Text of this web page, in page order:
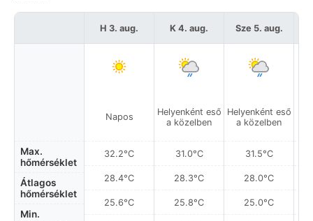
Max.
hőmérséklet
Átlagos
hőmérséklet
Min.
H 3. aug.
Napos
32.2°C
28.4°C
25.6°C
K 4. aug.
Helyenként eső
a közelben
31.0°C
28.3°C
25.8°C
Sze 5. aug.
Helyenként eső
a közelben
31.5°C
28.0°C
25.0°C